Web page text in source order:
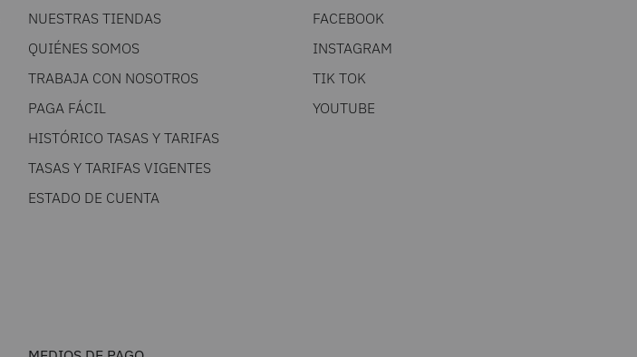
NUESTRAS TIENDAS
QUIÉNES SOMOS
TRABAJA CON NOSOTROS
PAGA FÁCIL
HISTÓRICO TASAS Y TARIFAS
TASAS Y TARIFAS VIGENTES
ESTADO DE CUENTA
FACEBOOK
INSTAGRAM
TIK TOK
YOUTUBE